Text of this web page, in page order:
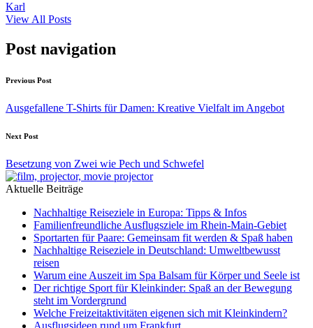
Karl
View All Posts
Post navigation
Previous Post
Ausgefallene T-Shirts für Damen: Kreative Vielfalt im Angebot
Next Post
Besetzung von Zwei wie Pech und Schwefel
Aktuelle Beiträge
Nachhaltige Reiseziele in Europa: Tipps & Infos
Familienfreundliche Ausflugsziele im Rhein-Main-Gebiet
Sportarten für Paare: Gemeinsam fit werden & Spaß haben
Nachhaltige Reiseziele in Deutschland: Umweltbewusst
reisen
Warum eine Auszeit im Spa Balsam für Körper und Seele ist
Der richtige Sport für Kleinkinder: Spaß an der Bewegung
steht im Vordergrund
Welche Freizeitaktivitäten eigenen sich mit Kleinkindern?
Ausflugsideen rund um Frankfurt